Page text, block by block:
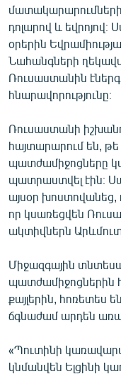
մատակարարումների
դոլարով և
օրերին
Նահանգների
Ռուսաստանին
հնարավորությունը։
Ռուսաստանի
հայտարարում են,
պատժամիջոցները
պատրաստվել էին։
այսօր խոստովանեց,
որ կսառեցվեն
ակտիվներն
Միջազգային
պատժամիջոցներին
քայլերին, հոռետես
ճգնաժամ արդեն
«Պուտինի
կնմանվեն Ելցինի